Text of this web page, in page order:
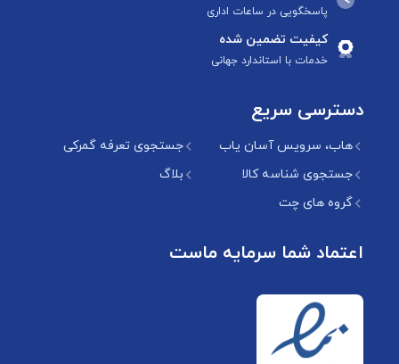
پاسخگویی در ساعات اداری
کیفیت تضمین شده
خدمات با استاندارد جهانی
دسترسی سریع
هاب، سرویس آسان یاب
جستجوی تعرفه گمرکی
جستجوی شناسه کالا
بلاگ
گروه های چت
اعتماد شما سرمایه ماست